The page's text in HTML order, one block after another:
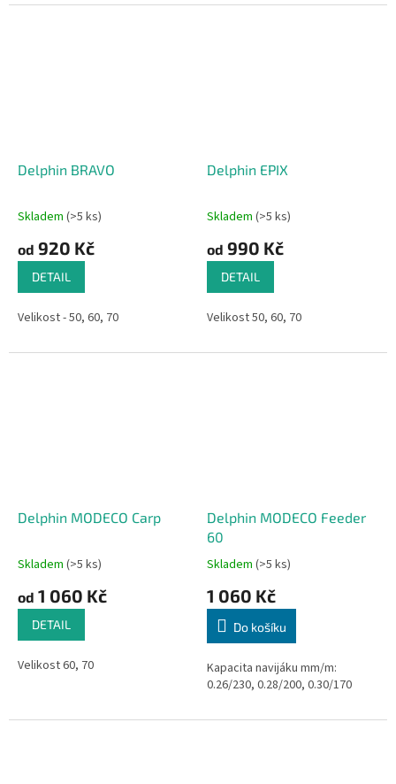
Delphin BRAVO
Skladem (>5 ks)
od 920 Kč
DETAIL
Velikost - 50, 60, 70
Delphin EPIX
Skladem (>5 ks)
od 990 Kč
DETAIL
Velikost 50, 60, 70
Delphin MODECO Carp
Skladem (>5 ks)
od 1 060 Kč
DETAIL
Velikost 60, 70
Delphin MODECO Feeder
60
Skladem (>5 ks)
1 060 Kč
Do košíku
Kapacita navijáku mm/m:
0.26/230, 0.28/200, 0.30/170